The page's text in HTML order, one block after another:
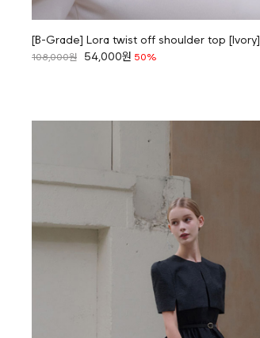
[B-Grade] Lora twist off shoulder top [Ivory]
108,000원 54,000원 50%